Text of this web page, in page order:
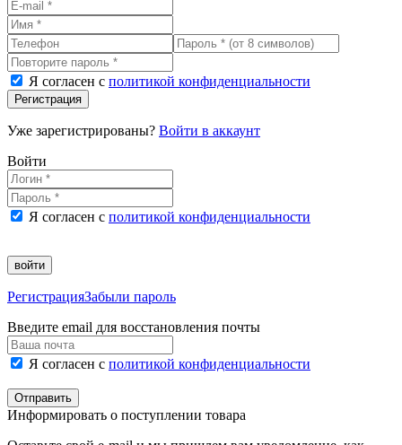
Я согласен с политикой конфиденциальности
Регистрация
Уже зарегистрированы? Войти в аккаунт
Войти
Я согласен с политикой конфиденциальности
войти
РегистрацияЗабыли пароль
Введите email для восстановления почты
Я согласен с политикой конфиденциальности
Отправить
Информировать о поступлении товара